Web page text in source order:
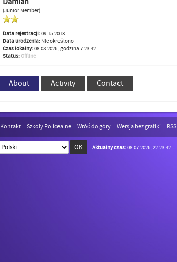
(Junior Member)
Data rejestracji:09-15-2013
Data urodzenia: Nie określono
Czas lokalny:08-08-2026, godzina 7:23:42
Status: Offline
About Activity Contact
Kontakt Szkoły Policealne Wróć do góry Wersja bez grafiki RSS
Aktualny czas:08-07-2026, 22:23:42